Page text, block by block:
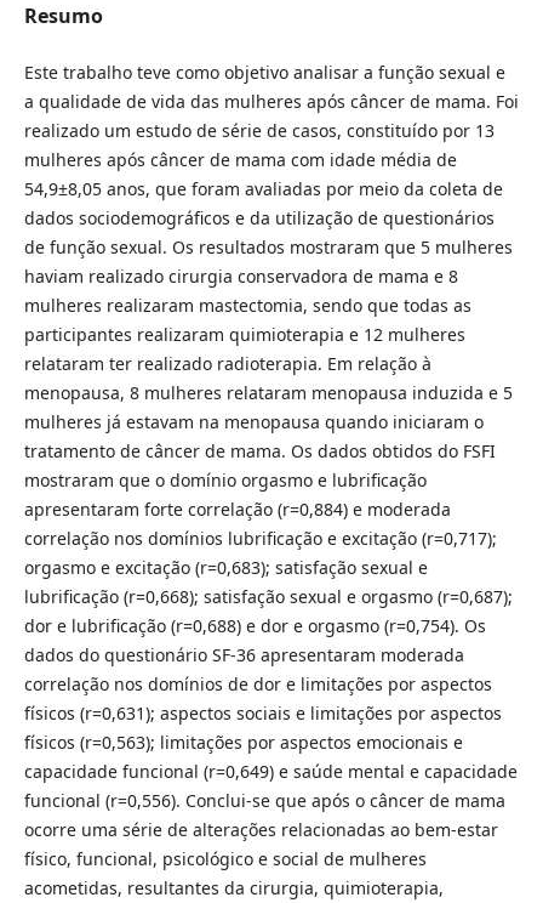
Resumo
Este trabalho teve como objetivo analisar a função sexual e
a qualidade de vida das mulheres após câncer de mama. Foi
realizado um estudo de série de casos, constituído por 13
mulheres após câncer de mama com idade média de
54,9±8,05 anos, que foram avaliadas por meio da coleta de
dados sociodemográficos e da utilização de questionários
de função sexual. Os resultados mostraram que 5 mulheres
haviam realizado cirurgia conservadora de mama e 8
mulheres realizaram mastectomia, sendo que todas as
participantes realizaram quimioterapia e 12 mulheres
relataram ter realizado radioterapia. Em relação à
menopausa, 8 mulheres relataram menopausa induzida e 5
mulheres já estavam na menopausa quando iniciaram o
tratamento de câncer de mama. Os dados obtidos do FSFI
mostraram que o domínio orgasmo e lubrificação
apresentaram forte correlação (r=0,884) e moderada
correlação nos domínios lubrificação e excitação (r=0,717);
orgasmo e excitação (r=0,683); satisfação sexual e
lubrificação (r=0,668); satisfação sexual e orgasmo (r=0,687);
dor e lubrificação (r=0,688) e dor e orgasmo (r=0,754). Os
dados do questionário SF-36 apresentaram moderada
correlação nos domínios de dor e limitações por aspectos
físicos (r=0,631); aspectos sociais e limitações por aspectos
físicos (r=0,563); limitações por aspectos emocionais e
capacidade funcional (r=0,649) e saúde mental e capacidade
funcional (r=0,556). Conclui-se que após o câncer de mama
ocorre uma série de alterações relacionadas ao bem-estar
físico, funcional, psicológico e social de mulheres
acometidas, resultantes da cirurgia, quimioterapia,